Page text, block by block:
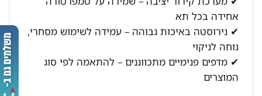
אחידה בכל תא
✔ נירוסטה באיכות גבוהה – עמידה לשימוש מסחרי,
נוחה לניקוי
✔ מדפים פנימיים מתכווננים – להתאמה לפי סוג
המוצרים